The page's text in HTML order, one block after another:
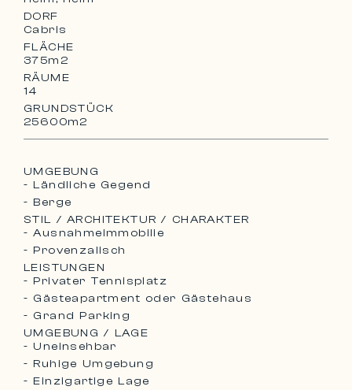
DORF
Cabris
FLÄCHE
375m2
RÄUME
14
GRUNDSTÜCK
25600m2
UMGEBUNG
- Ländliche Gegend
- Berge
STIL / ARCHITEKTUR / CHARAKTER
- Ausnahmeimmobilie
- Provenzalisch
LEISTUNGEN
- Privater Tennisplatz
- Gästeapartment oder Gästehaus
- Grand Parking
UMGEBUNG / LAGE
- Uneinsehbar
- Ruhige Umgebung
- Einzigartige Lage